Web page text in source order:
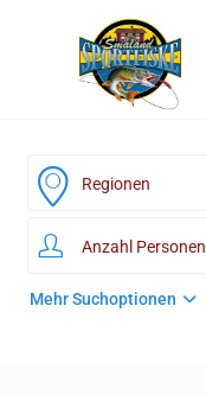
Regionen
Anzahl Personen
Mehr Suchoptionen